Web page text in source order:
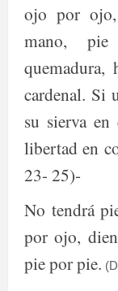
ojo por
mano,
quemadura,
cardenal. Si
su sierva
libertad en
23- 25)-
No tendrá
por ojo,
pie por pie.